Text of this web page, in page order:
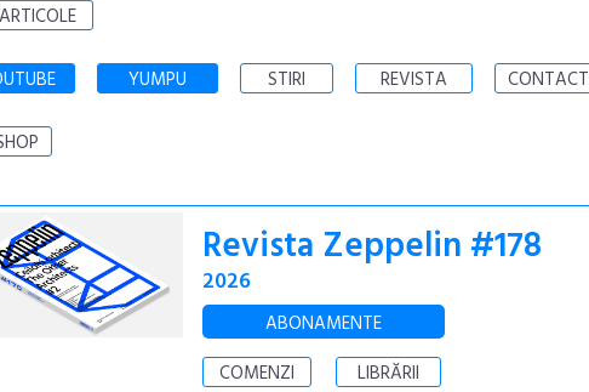
ARTICOLE
YUMPU STIRI REVISTA CONTACT
Revista Zeppelin #178
2026
ABONAMENTE
COMENZI
LIBRĂRII